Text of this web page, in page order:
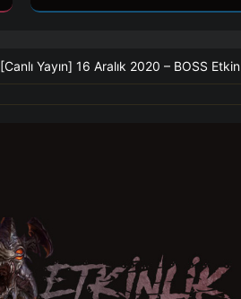
[Canlı Yayın] 16 Aralık 2020 – BOSS